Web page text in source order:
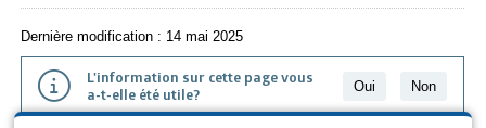
Dernière modification : 14 mai 2025
L'information sur cette page vous
a-t-elle été utile?
Oui Non